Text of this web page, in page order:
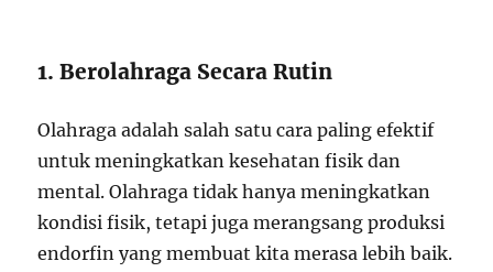
1. Berolahraga Secara Rutin
Olahraga adalah salah satu cara paling efektif
untuk meningkatkan kesehatan fisik dan
mental. Olahraga tidak hanya meningkatkan
kondisi fisik, tetapi juga merangsang produksi
endorfin yang membuat kita merasa lebih baik.